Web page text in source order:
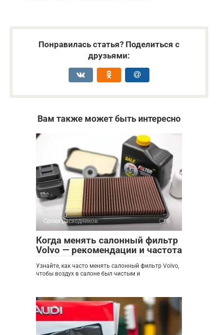
Понравилась статья? Поделиться с
друзьями:
Вам также может быть интересно
Сроки расходников 0
Когда менять салонный фильтр
Volvo — рекомендации и частота
Узнайте, как часто менять салонный фильтр Volvo,
чтобы воздух в салоне был чистым и